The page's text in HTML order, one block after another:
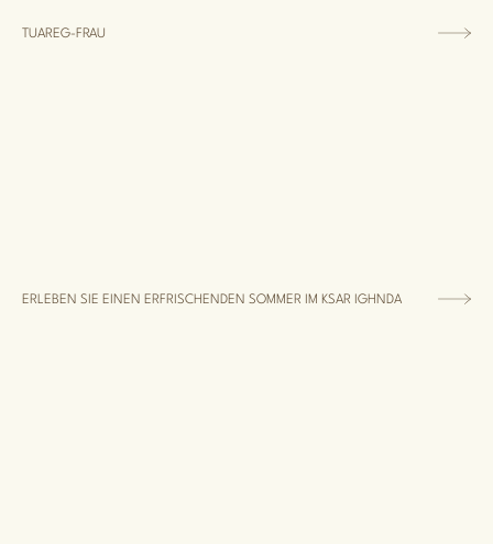
TUAREG-FRAU
ERLEBEN SIE EINEN ERFRISCHENDEN SOMMER IM KSAR IGHNDA